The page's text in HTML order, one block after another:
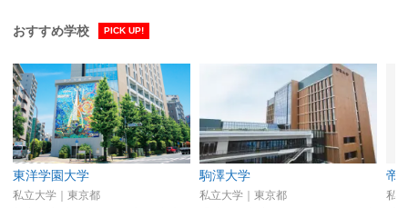
おすすめ学校 PICK UP!
東洋学園大学
私立大学｜東京都
駒澤大学
私立大学｜東京都
帝
私